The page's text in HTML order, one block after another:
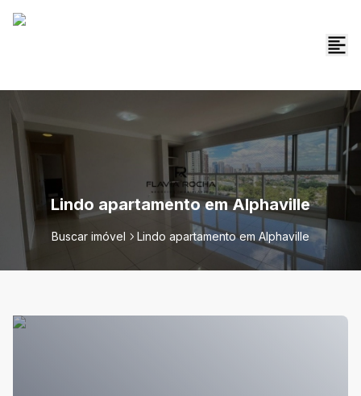
Lindo apartamento em Alphaville
Buscar imóvel Lindo apartamento em Alphaville